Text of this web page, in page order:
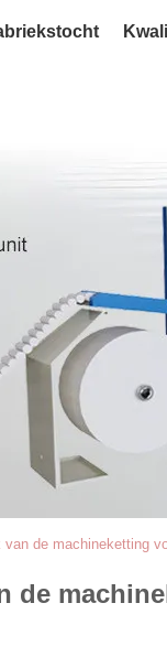
de machineketting
de